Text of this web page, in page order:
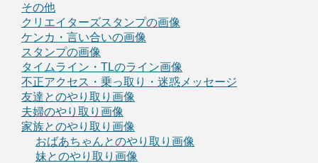
その他
クリエイターズスタンプの画像
ケンカ・言い合いの画像
スタンプの画像
タイムライン・TLのライン画像
不正アクセス・乗っ取り・迷惑メッセージ
友達とのやり取り画像
夫婦のやり取り画像
家族とのやり取り画像
おばあちゃんとのやり取り画像
妹とのやり取り画像